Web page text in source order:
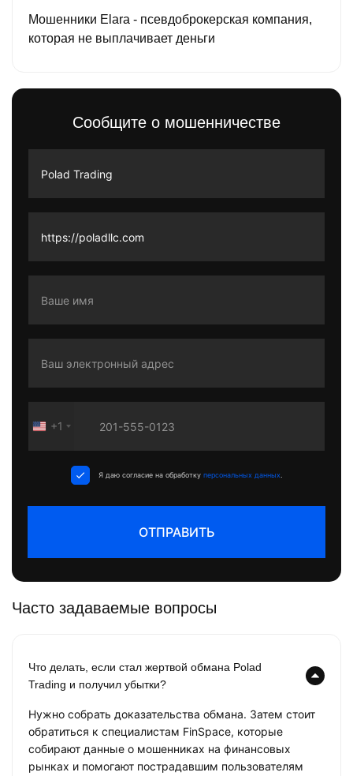
Мошенники Elara - псевдоброкерская компания,
которая не выплачивает деньги
Сообщите о мошенничестве
United
+1
Я даю согласие на обработку персональных данных.
ОТПРАВИТЬ
Часто задаваемые вопросы
Что делать, если стал жертвой обмана Polad
Trading и получил убытки?
Нужно собрать доказательства обмана. Затем стоит
обратиться к специалистам FinSpace, которые
собирают данные о мошенниках на финансовых
рынках и помогают пострадавшим пользователям